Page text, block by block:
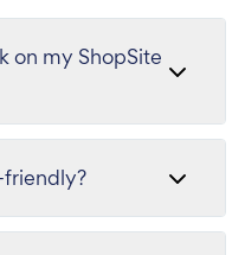
on my ShopSite